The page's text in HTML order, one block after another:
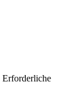
Erforderliche